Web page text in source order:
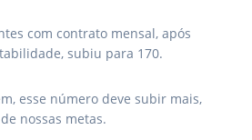
com contrato mensal, após
subiu para 170.
esse número deve subir mais,
nossas metas.